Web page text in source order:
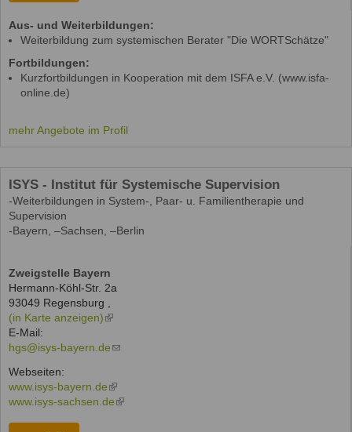
Aus- und Weiterbildungen:
Weiterbildung zum systemischen Berater "Die WORTSchätze"
Fortbildungen:
Kurzfortbildungen in Kooperation mit dem ISFA e.V. (www.isfa-
online.de)
mehr Angebote im Profil
ISYS - Institut für Systemische Supervision
-Weiterbildungen in System-, Paar- u. Familientherapie und
Supervision
-Bayern, –Sachsen, –Berlin
Zweigstelle Bayern
Hermann-Köhl-Str. 2a
93049 Regensburg ,
(in Karte anzeigen)(link
external)
E-Mail:
hgs@isys-bayern.de(link
mail)
Webseiten:
www.isys-bayern.de(link
is
www.isys-sachsen.de(link